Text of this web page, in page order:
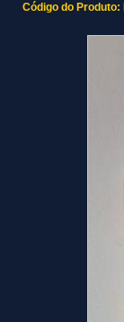
Código do Produto: